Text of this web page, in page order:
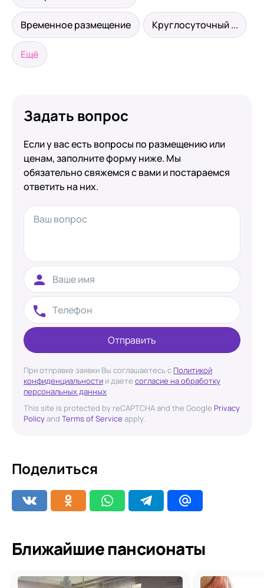
Временное размещение Круглосуточный ...
Ещё
Задать вопрос
Если у вас есть вопросы по размещению или
ценам, заполните форму ниже. Мы
обязательно свяжемся с вами и постараемся
ответить на них.
Отправить
При отправке заявки Вы соглашаетесь с Политикой
конфиденциальности и даете согласие на обработку
персональных данных
This site is protected by reCAPTCHA and the Google Privacy
Policyand Terms of Service apply.
Поделиться
Ближайшие пансионаты